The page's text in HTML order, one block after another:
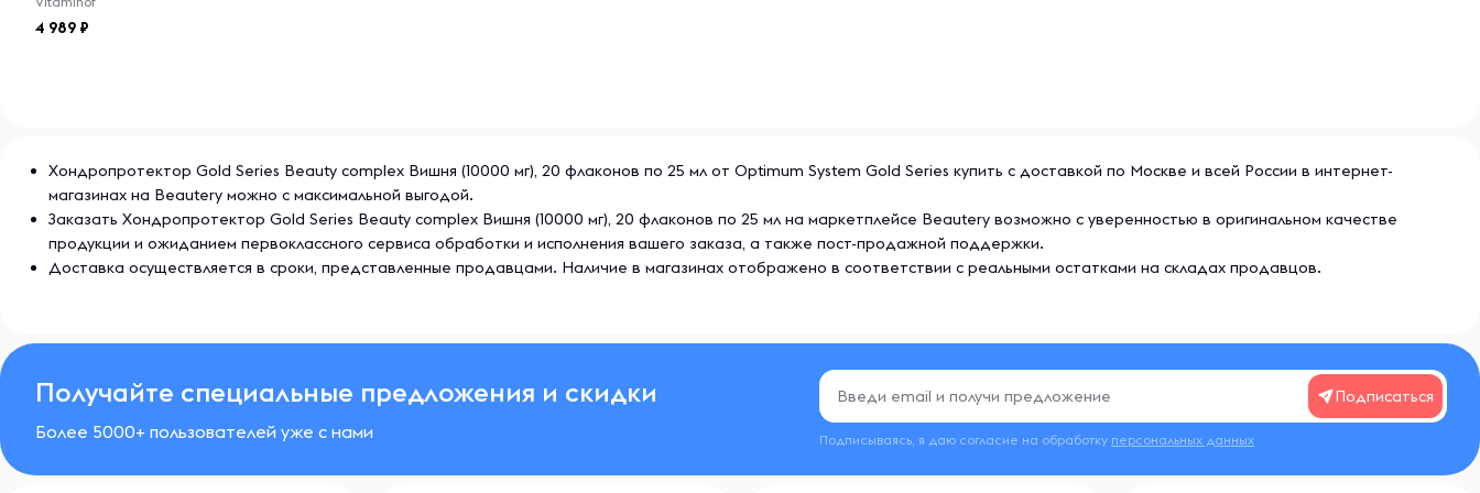
Поддержите свою красоту изнутри с Optimum System BEAUTY COMPLEX — для
4 989
Хондропротектор Gold Series Beauty complex Вишня (10000 мг), 20 флаконов по 25 мл от Optimum System Gold Series купить с доставкой по Москве и всей России в интернет-
магазинах на Beautery можно с максимальной выгодой.
Заказать Хондропротектор Gold Series Beauty complex Вишня (10000 мг), 20 флаконов по 25 мл на маркетплейсе Beautery возможно с уверенностью в оригинальном качестве
продукции и ожиданием первоклассного сервиса обработки и исполнения вашего заказа, а также пост-продажной поддержки.
Доставка осуществляется в сроки, представленные продавцами. Наличие в магазинах отображено в соответствии с реальными остатками на складах продавцов.
Получайте специальные предложения и скидки
Более 5000+ пользователей уже с нами
Подписаться
Подписываясь, я даю согласие на обработку персональных данных